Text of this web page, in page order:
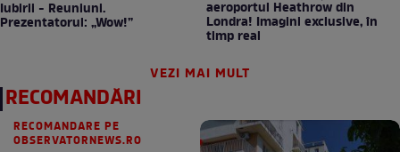
Iubirii - Reuniuni.
Prezentatorul: „Wow!”
aeroportul Heathrow din
Londra! Imagini exclusive, în
timp real
VEZI MAI MULT
RECOMANDĂRI
RECOMANDARE PE
OBSERVATORNEWS.RO